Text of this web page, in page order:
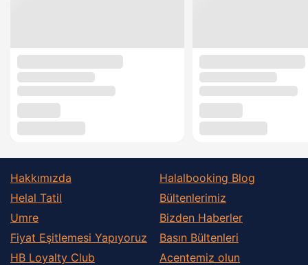
Hakkımızda
Helal Tatil
Umre
Fiyat Eşitlemesi Yapıyoruz
HB Loyalty Club
Halalbooking Blog
Bültenlerimiz
Bizden Haberler
Basın Bültenleri
Acentemiz olun